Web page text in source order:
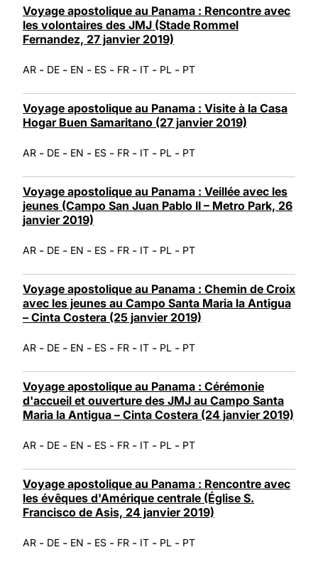
Voyage apostolique au Panama : Rencontre avec
les volontaires des JMJ (Stade Rommel
Fernandez, 27 janvier 2019)
AR - DE - EN - ES - FR - IT - PL - PT
Voyage apostolique au Panama : Visite à la Casa
Hogar Buen Samaritano (27 janvier 2019)
AR - DE - EN - ES - FR - IT - PL - PT
Voyage apostolique au Panama : Veillée avec les
jeunes (Campo San Juan Pablo II – Metro Park, 26
janvier 2019)
AR - DE - EN - ES - FR - IT - PL - PT
Voyage apostolique au Panama : Chemin de Croix
avec les jeunes au Campo Santa Maria la Antigua
– Cinta Costera (25 janvier 2019)
AR - DE - EN - ES - FR - IT - PL - PT
Voyage apostolique au Panama : Cérémonie
d'accueil et ouverture des JMJ au Campo Santa
Maria la Antigua – Cinta Costera (24 janvier 2019)
AR - DE - EN - ES - FR - IT - PL - PT
Voyage apostolique au Panama : Rencontre avec
les évêques d'Amérique centrale (Église S.
Francisco de Asis, 24 janvier 2019)
AR - DE - EN - ES - FR - IT - PL - PT